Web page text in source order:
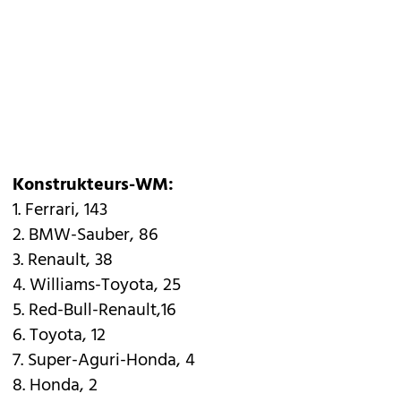
Konstrukteurs-WM:
1. Ferrari, 143
2. BMW-Sauber, 86
3. Renault, 38
4. Williams-Toyota, 25
5. Red-Bull-Renault,16
6. Toyota, 12
7. Super-Aguri-Honda, 4
8. Honda, 2